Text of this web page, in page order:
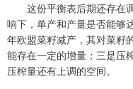
这份平衡表后期还存在
响下，单产和产量是否能够
年欧盟菜籽减产，其对菜籽
能存在一定的增量；三是压
压榨量还有上调的空间。